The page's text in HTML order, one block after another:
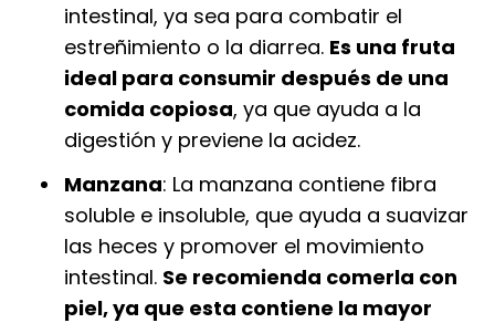
intestinal, ya sea para combatir el
estreñimiento o la diarrea. Es una fruta
ideal para consumir después de una
comida copiosa, ya que ayuda a la
digestión y previene la acidez.
Manzana: La manzana contiene fibra
soluble e insoluble, que ayuda a suavizar
las heces y promover el movimiento
intestinal. Se recomienda comerla con
piel, ya que esta contiene la mayor